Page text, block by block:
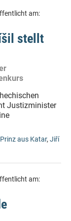
am:
stellt
Justizminister
aus Katar, Jiří
am: